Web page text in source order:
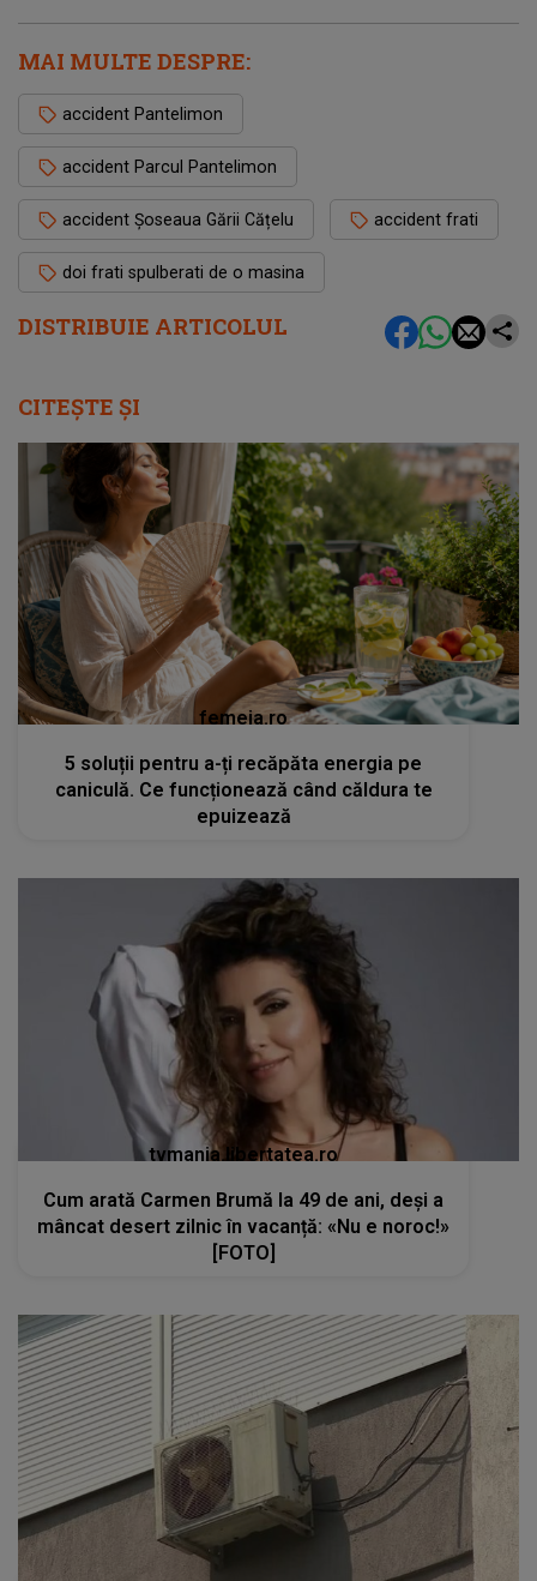
DISTRIBUIE ARTICOLUL
MAI MULTE DESPRE:
accident Pantelimon
accident Parcul Pantelimon
accident Șoseaua Gării Cățelu accident frati
doi frati spulberati de o masina
CITEȘTE ȘI
femeia.ro
5 soluții pentru a-ți recăpăta energia pe
caniculă. Ce funcționează când căldura te
epuizează
tvmania.libertatea.ro
Cum arată Carmen Brumă la 49 de ani, deși a
mâncat desert zilnic în vacanță: «Nu e noroc!»
[FOTO]